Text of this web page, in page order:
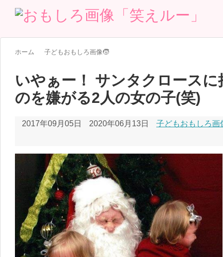
ホーム 子どもおもしろ画像🧒
いやぁー！ サンタクロース
のを嫌がる2人の女の子(笑)
2017年09月05日 2020年06月13日 子どもおもしろ画